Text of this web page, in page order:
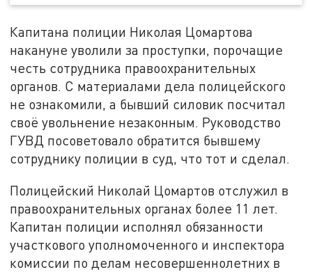
Капитана полиции Николая Цомартова
накануне уволили за проступки, порочащие
честь сотрудника правоохранительных
органов. С материалами дела полицейского
не ознакомили, а бывший силовик посчитал
своё увольнение незаконным. Руководство
ГУВД посоветовало обратится бывшему
сотруднику полиции в суд, что тот и сделал.
Полицейский Николай Цомартов отслужил в
правоохранительных органах более 11 лет.
Капитан полиции исполнял обязанности
участкового уполномоченного и инспектора
комиссии по делам несовершеннолетних в